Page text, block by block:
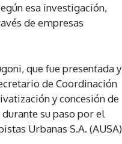
esa investigación,
de empresas
que fue presentada y
de Coordinación
y concesión de
su paso por el
Urbanas S.A. (AUSA)